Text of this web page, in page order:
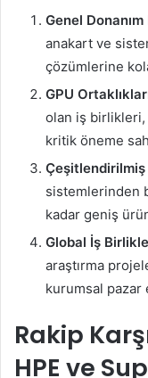
Genel
anakart ve
çözümlerine
GPU
olan iş birlikleri,
kritik öneme
sistemlerinden
kadar geniş
Global İş
araştırma
kurumsal
Rakip
HPE ve